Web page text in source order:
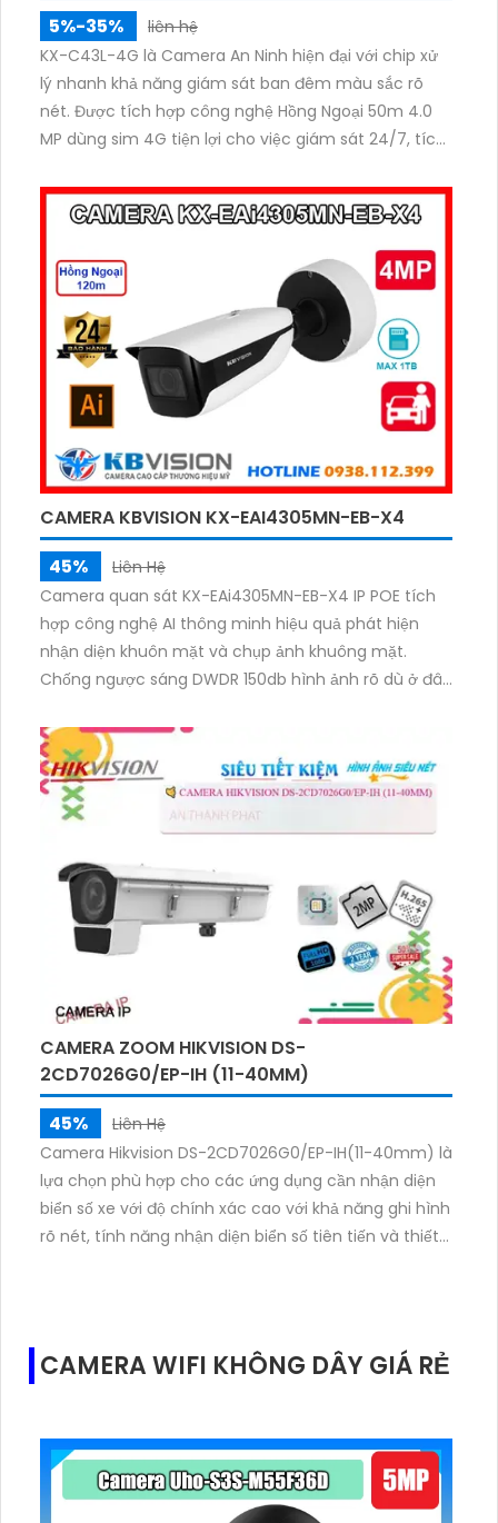
5%-35%
liên hệ
KX-C43L-4G là Camera An Ninh hiện đại với chip xử
lý nhanh khả năng giám sát ban đêm màu sắc rõ
nét. Được tích hợp công nghệ Hồng Ngoại 50m 4.0
MP dùng sim 4G tiện lợi cho việc giám sát 24/7, tích
CAMERA KBVISION KX-EAI4305MN-EB-X4
45%
Liên Hệ
Camera quan sát KX-EAi4305MN-EB-X4 IP POE tích
hợp công nghệ AI thông minh hiệu quả phát hiện
nhận diện khuôn mặt và chụp ảnh khuông mặt.
Chống ngược sáng DWDR 150db hình ảnh rõ dù ở đâu
ONVIF. Chip xử lý CMOS cho màu sắc sặc sỡ phân
biệt người và phương tiện, giá rẻ.
CAMERA ZOOM HIKVISION DS-
2CD7026G0/EP-IH (11-40MM)
45%
Liên Hệ
Camera Hikvision DS-2CD7026G0/EP-IH(11-40mm) là
lựa chọn phù hợp cho các ứng dụng cần nhận diện
biển số xe với độ chính xác cao với khả năng ghi hình
rõ nét, tính năng nhận diện biển số tiên tiến và thiết
lựa chọn hoàn hảo với thiết kế hiện đại, giá phải
chăng và chất lượng hình ảnh sắc nét. Với công
CAMERA WIFI KHÔNG DÂY GIÁ RẺ